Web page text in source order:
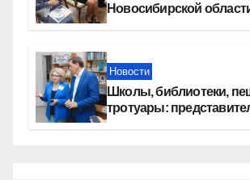
Новосибирской
Новости
Школы, библиотеки,
тротуары: